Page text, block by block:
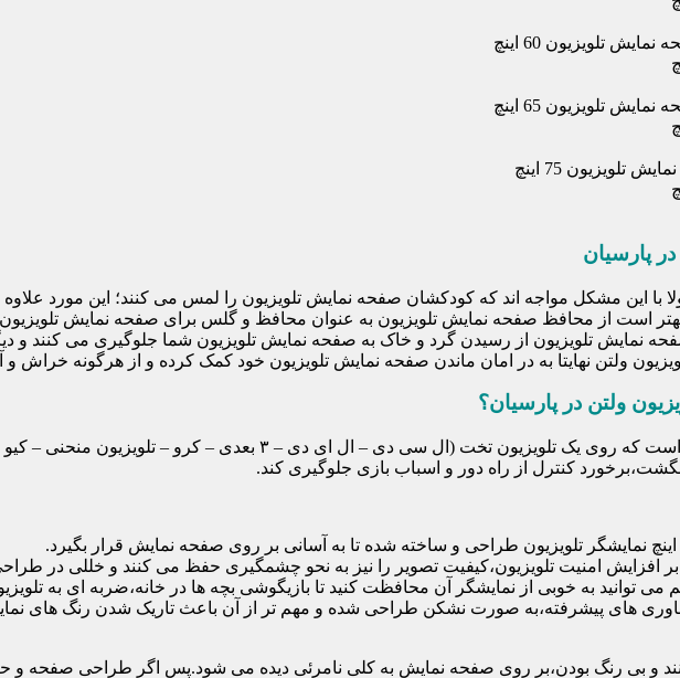
تلویزیون 60 اینچ
تلویزیون 65 اینچ
75 اینچ
پارسیان
با این مشکل مواجه اند که کودکشان صفحه نمایش تلویزیون را لمس می کنند؛ این مورد
است از محافظ صفحه نمایش تلویزیون به عنوان محافظ و گلس برای صفحه نمایش تلویزیون
نمایش تلویزیون از رسیدن گرد و خاک به صفحه نمایش تلویزیون شما جلوگیری می کنند و
ولتن نهایتا به در امان ماندن صفحه نمایش تلویزیون خود کمک کرده و از هرگونه خراش
ولتن در پارسیان؟
محافظ صفحه تلویزیون یک محافظ شفاف است که روی یک تلویزیون
کنترل از راه دور و اسباب بازی جلوگیری کند.
نمایشگر تلویزیون طراحی و ساخته شده تا به آسانی بر روی صفحه نمایش قرار بگیرد.
توانید به خوبی از نمایشگر آن محافظت کنید تا بازیگوشی بچه ها در خانه،ضربه ای به
های پیشرفته،به صورت نشکن طراحی شده و مهم تر از آن باعث تاریک شدن رنگ های نمایش
و بی رنگ بودن،بر روی صفحه نمایش به کلی نامرئی دیده می شود.پس اگر طراحی صفحه و